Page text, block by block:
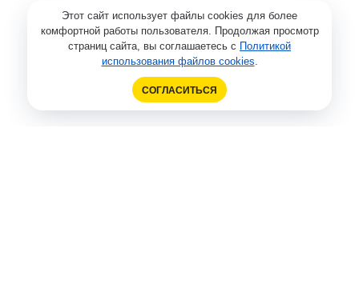
Этот сайт использует файлы cookies для более
комфортной работы пользователя. Продолжая просмотр
страниц сайта, вы соглашаетесь с Политикой
использования файлов cookies.
СОГЛАСИТЬСЯ